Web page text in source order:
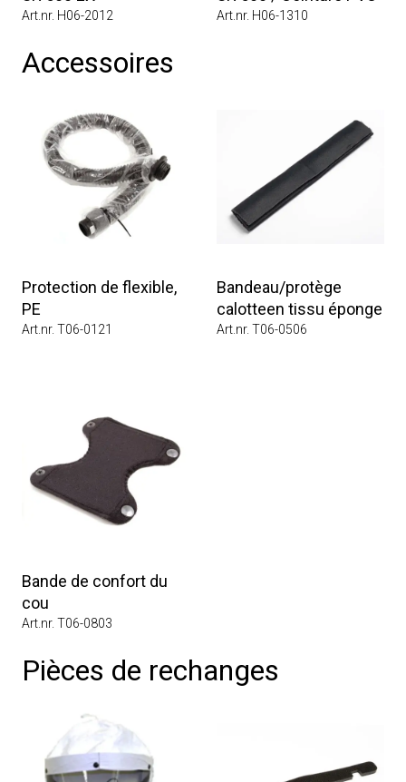
Art.nr. H06-2012 Art.nr. H06-1310
Accessoires
Protection de flexible,
PE
Art.nr. T06-0121
Bandeau/protège
calotteen tissu éponge
Art.nr. T06-0506
Bande de confort du
cou
Art.nr. T06-0803
Pièces de rechanges